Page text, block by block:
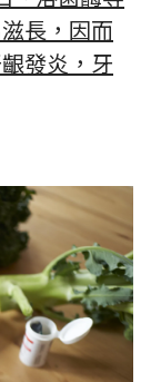
長，因而
發炎，牙